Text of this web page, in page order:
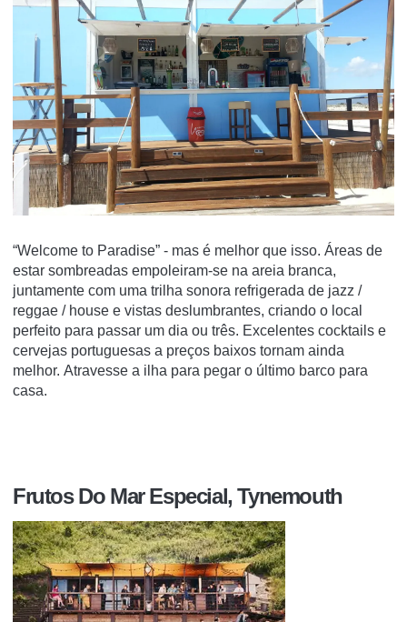
“Welcome to Paradise” - mas é melhor que isso. Áreas de
estar sombreadas empoleiram-se na areia branca,
juntamente com uma trilha sonora refrigerada de jazz /
reggae / house e vistas deslumbrantes, criando o local
perfeito para passar um dia ou três. Excelentes cocktails e
cervejas portuguesas a preços baixos tornam ainda
melhor. Atravesse a ilha para pegar o último barco para
casa.
Frutos Do Mar Especial, Tynemouth